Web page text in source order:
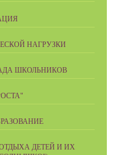
НАГРУЗКИ
ШКОЛЬНИКОВ
ДЕТЕЙ И ИХ